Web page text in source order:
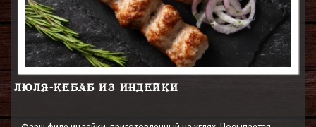
ЛЮЛЯ-КЕБАБ ИЗ ИНДЕЙКИ